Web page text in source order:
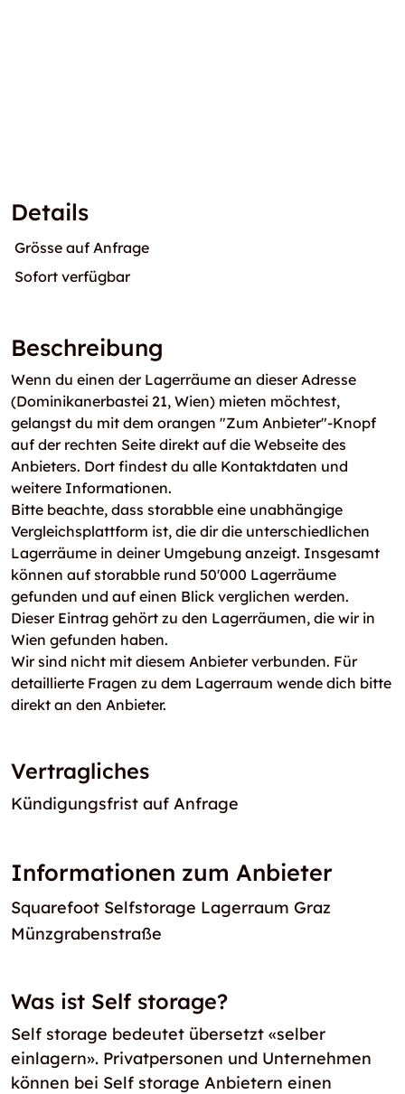
Details
Grösse auf Anfrage
Sofort verfügbar
Beschreibung
Wenn du einen der Lagerräume an dieser Adresse
(Dominikanerbastei 21, Wien) mieten möchtest,
gelangst du mit dem orangen "Zum Anbieter"-Knopf
auf der rechten Seite direkt auf die Webseite des
Anbieters. Dort findest du alle Kontaktdaten und
weitere Informationen.
Bitte beachte, dass storabble eine unabhängige
Vergleichsplattform ist, die dir die unterschiedlichen
Lagerräume in deiner Umgebung anzeigt. Insgesamt
können auf storabble rund 50'000 Lagerräume
gefunden und auf einen Blick verglichen werden.
Dieser Eintrag gehört zu den Lagerräumen, die wir in
Wien gefunden haben.
Wir sind nicht mit diesem Anbieter verbunden. Für
detaillierte Fragen zu dem Lagerraum wende dich bitte
direkt an den Anbieter.
Vertragliches
Kündigungsfrist auf Anfrage
Informationen zum Anbieter
Squarefoot Selfstorage Lagerraum Graz
Münzgrabenstraße
Was ist Self storage?
Self storage bedeutet übersetzt «selber
einlagern». Privatpersonen und Unternehmen
können bei Self storage Anbietern einen